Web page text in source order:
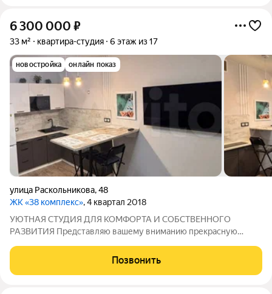
6 300 000 ₽
33 м² квартира-студия 6 этаж из 17
новостройка онлайн показ
улица Раскольникова,48
ЖК «38 комплекс», 4 квартал 2018
УЮТНАЯ СТУДИЯ ДЛЯ КОМФОРТА И СОБСТВЕННОГО
РАЗВИТИЯ Представляю вашему вниманию прекрасную
собственном пространстве с индивидуальным характером.
Эта квартира обладает всеми качествами, необходимыми
Позвонить